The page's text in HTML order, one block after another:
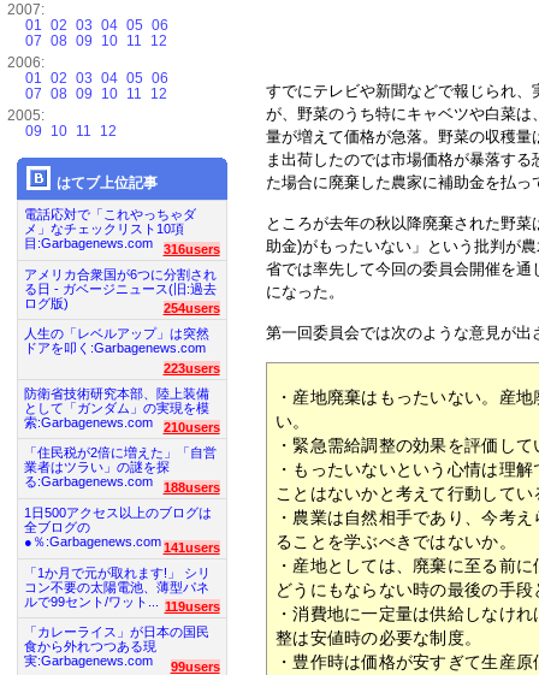
すでにテレビや新聞などで報じられ
が、野菜のうち特にキャベツや白菜
量が増えて価格が急落。野菜の収穫
ま出荷したのでは市場価格が暴落す
た場合に廃棄した農家に補助金を払
ところが去年の秋以降廃棄された野
助金)がもったいない」という批判が
省では率先して今回の委員会開催を
になった。
第一回委員会では次のような意見が出
・産地廃棄はもったいない。産
い。
・緊急需給調整の効果を評価し
・もったいないという心情は理
ことはないかと考えて行動して
・農業は自然相手であり、今考
ることを学ぶべきではないか。
・産地としては、廃棄に至る前
どうにもならない時の最後の手
・消費地に一定量は供給しなけ
整は安値時の必要な制度。
・豊作時は価格が安すぎて生産
2007:
01 02 03 04 05 06
07 08 09 10 11
12
2006:
01 02 03 04 05 06
07 08 09 10 11
12
2005:
09
10 11 12
はてブ上位記事
電話応対で「これやっちゃダ
メ」なチェックリスト10項
目:Garbagenews.com
316users
アメリカ合衆国が6つに分割され
る日 - ガベージニュース(旧:過去
ログ版)
254users
人生の「レベルアップ」は突然
ドアを叩く:Garbagenews.com
223users
防衛省技術研究本部、陸上装備
として「ガンダム」の実現を模
索:Garbagenews.com
210users
「住民税が2倍に増えた」「自営
業者はツラい」の謎を探
る:Garbagenews.com
188users
1日500アクセス以上のブログは
全ブログの
●％:Garbagenews.com 141users
「1か月で元が取れます!」 シリ
コン不要の太陽電池、薄型パネ
ルで99セント/ワット...
119users
「カレーライス」が日本の国民
食から外れつつある現
実:Garbagenews.com
99users